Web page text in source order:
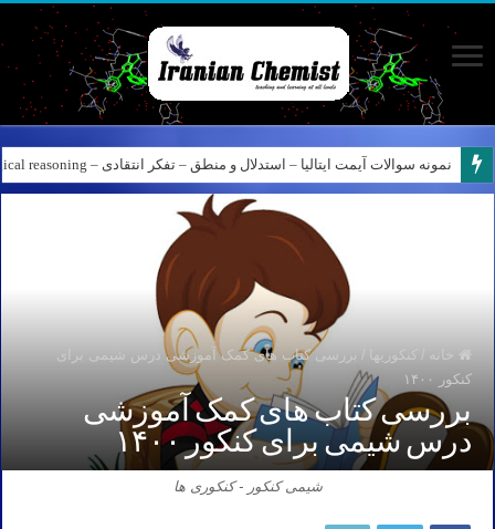
نمونه سوالات آیمت ایتالیا – استدلال و منطق – تفکر انتقادی – Logical reasoning – پارت ۸
خانه / کنکوریها / بررسی کتاب های کمک آموزشی درس شیمی برای
کنکور ۱۴۰۰
بررسی کتاب های کمک آموزشی
درس شیمی برای کنکور ۱۴۰۰
شیمی کنکور - کنکوری ها